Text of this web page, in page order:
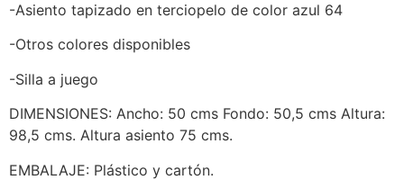
-Asiento tapizado en terciopelo de color azul 64
-Otros colores disponibles
-Silla a juego
DIMENSIONES: Ancho: 50 cms Fondo: 50,5 cms Altura:
98,5 cms. Altura asiento 75 cms.
EMBALAJE: Plástico y cartón.